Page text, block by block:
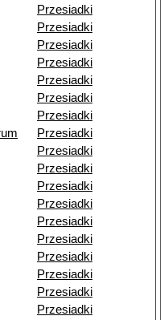
Przesiadki
Przesiadki
Przesiadki
Przesiadki
Przesiadki
Przesiadki
Przesiadki
Przesiadki
Przesiadki
Przesiadki
Przesiadki
Przesiadki
Przesiadki
Przesiadki
Przesiadki
Przesiadki
Przesiadki
Przesiadki